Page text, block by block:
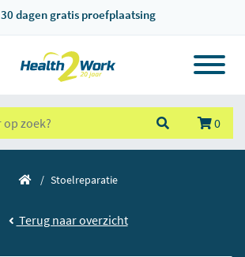
30 dagen gratis proefplaatsing
0
Stoelreparatie
Terug naar overzicht